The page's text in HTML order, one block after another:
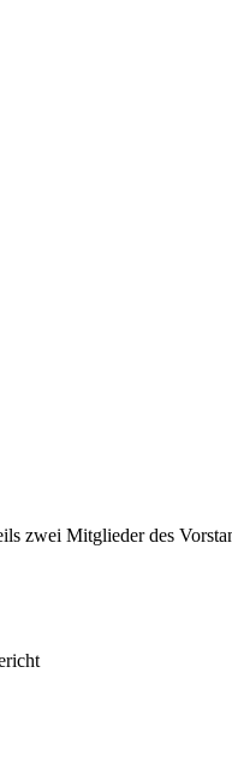
zwei Mitglieder des